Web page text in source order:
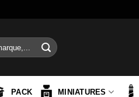
PACK MINIATURES